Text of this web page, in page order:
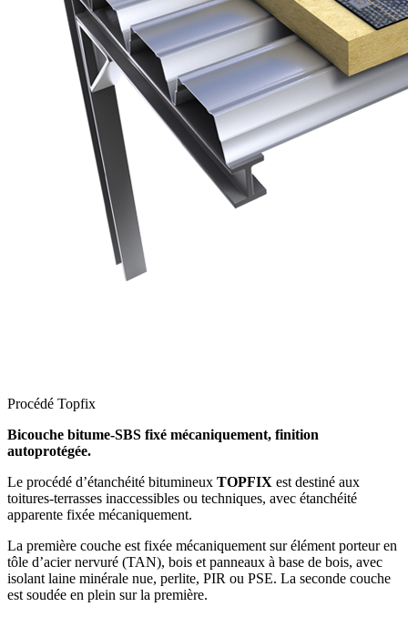
Procédé Topfix
Bicouche bitume-SBS fixé mécaniquement, finition
autoprotégée.
Le procédé d’étanchéité bitumineux TOPFIX est destiné aux
toitures-terrasses inaccessibles ou techniques, avec étanchéité
apparente fixée mécaniquement.
La première couche est fixée mécaniquement sur élément porteur en
tôle d’acier nervuré (TAN), bois et panneaux à base de bois, avec
isolant laine minérale nue, perlite, PIR ou PSE. La seconde couche
est soudée en plein sur la première.